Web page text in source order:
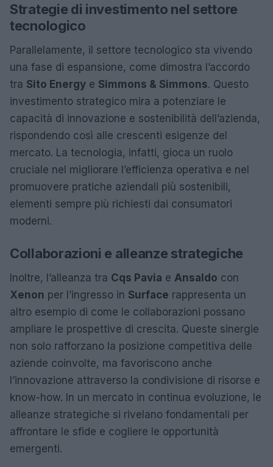
Strategie di investimento nel settore
tecnologico
Parallelamente, il settore tecnologico sta vivendo
una fase di espansione, come dimostra l’accordo
tra Sito Energy e Simmons & Simmons. Questo
investimento strategico mira a potenziare le
capacità di innovazione e sostenibilità dell’azienda,
rispondendo così alle crescenti esigenze del
mercato. La tecnologia, infatti, gioca un ruolo
cruciale nel migliorare l’efficienza operativa e nel
promuovere pratiche aziendali più sostenibili,
elementi sempre più richiesti dai consumatori
moderni.
Collaborazioni e alleanze strategiche
Inoltre, l’alleanza tra Cqs Pavia e Ansaldo con
Xenon per l’ingresso in Surface rappresenta un
altro esempio di come le collaborazioni possano
ampliare le prospettive di crescita. Queste sinergie
non solo rafforzano la posizione competitiva delle
aziende coinvolte, ma favoriscono anche
l’innovazione attraverso la condivisione di risorse e
know-how. In un mercato in continua evoluzione, le
alleanze strategiche si rivelano fondamentali per
affrontare le sfide e cogliere le opportunità
emergenti.